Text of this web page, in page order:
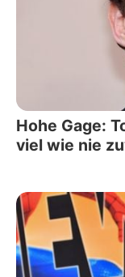
Hohe Gage:
viel wie nie